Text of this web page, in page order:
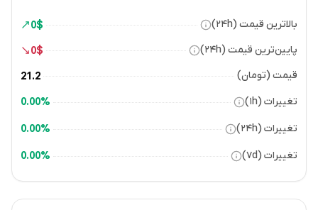
بالاترین قیمت (۲۴h) $
0
پایین‌ترین قیمت (۲۴h) $
0
قیمت (تومان) 21.2
تغییرات (۱h) 0.00%
تغییرات (۲۴h) 0.00%
تغییرات (۷d) 0.00%